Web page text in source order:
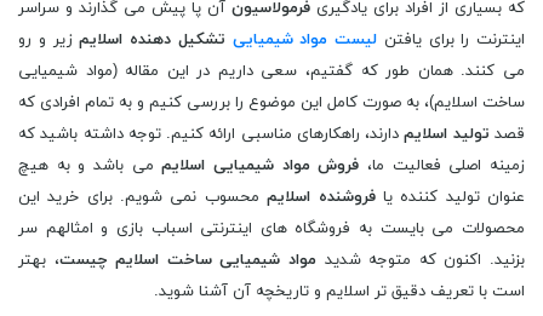
که بسیاری از افراد برای یادگیری فرمولاسیون آن پا پیش می گذارند و سراسر
اینترنت را برای یافتن لیست مواد شیمیایی تشکیل دهنده اسلایمزیر و رو
می کنند. همان طور که گفتیم، سعی داریم در این مقاله (مواد شیمیایی
ساخت اسلایم)، به صورت کامل این موضوع را بررسی کنیم و به تمام افرادی که
قصد تولید اسلایمدارند، راهکارهای مناسبی ارائه کنیم. توجه داشته باشید که
زمینه اصلی فعالیت ما، فروش مواد شیمیایی اسلایممی باشد و به هیچ
عنوان تولید کننده یافروشنده اسلایممحسوب نمی شویم. برای خرید این
محصولات می بایست به فروشگاه های اینترنتی اسباب بازی و امثالهم سر
بزنید. اکنون که متوجه شدید مواد شیمیایی ساخت اسلایم چیست، بهتر
است با تعریف دقیق تر اسلایم و تاریخچه آن آشنا شوید.